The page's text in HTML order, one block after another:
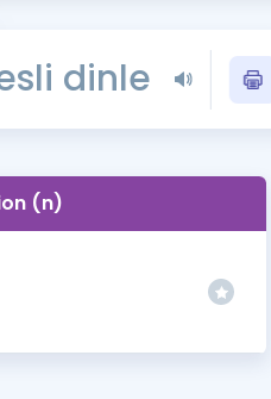
YDS - YÖKDİL Tüm
İngilizce Gramer
İngilizce Gramer ve
dinle
(n)